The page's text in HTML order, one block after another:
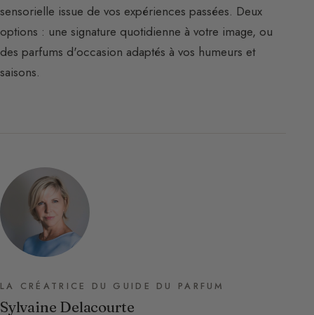
sensorielle issue de vos expériences passées. Deux
options : une signature quotidienne à votre image, ou
des parfums d'occasion adaptés à vos humeurs et
saisons.
LA CRÉATRICE DU GUIDE DU PARFUM
Sylvaine Delacourte